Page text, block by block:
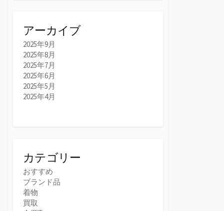
アーカイブ
2025年9月
2025年8月
2025年7月
2025年6月
2025年5月
2025年4月
カテゴリー
おすすめ
ブランド品
着物
買取